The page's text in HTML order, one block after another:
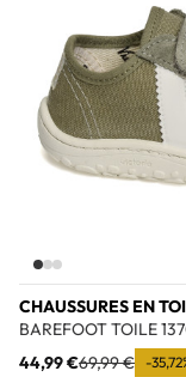
CHAUSSURES EN
BAREFOOT TOILE
44,99 €69,99 € -